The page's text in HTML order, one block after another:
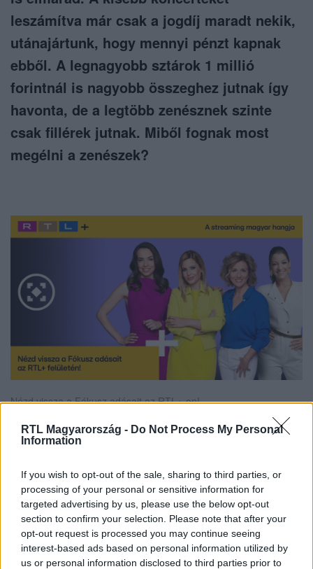
RTL Magyarország - Do Not Process My Personal
Information
If you wish to opt-out of the sale, sharing to third parties, or
processing of your personal or sensitive information for
targeted advertising by us, please use the below opt-out
section to confirm your selection. Please note that after your
opt-out request is processed you may continue seeing
interest-based ads based on personal information utilized by
us or personal information disclosed to third parties prior to
leszámítva már csak a jogdíj maradt nekik,
utánajártunk, hogy mennyi pénzt kapnak
ebből. A legnagyobb sztárok 1 millió
forintnál is nagyobb összeghez jutnak így
havonta, de a legtöbb zenésznek szinte
csak fillérek jutnak. Miből fognak most
megélni a zenészek?
Nézd vissza a Fókusz adásait az RTL+-on!
legyen a Google-találatokban!